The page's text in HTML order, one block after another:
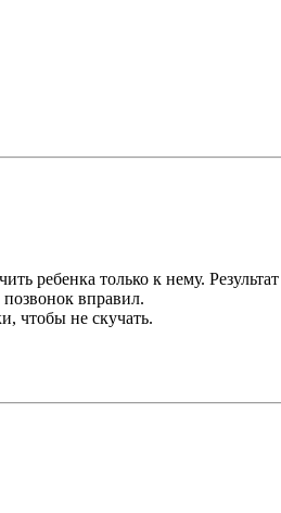
ребенка только к нему.
вправил.
чтобы не скучать.